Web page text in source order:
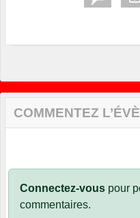
COMMENTEZ
Connectez-vous pour
commentaires.